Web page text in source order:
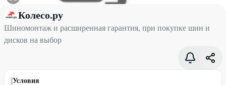
Шиномонтаж и расширенная гарантия, при покупке шин и
Колесо.ру
Шиномонтаж и расширенная гарантия, при покупке шин и
дисков на выбор
Условия